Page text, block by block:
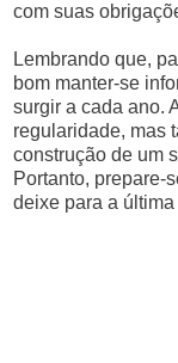
com suas
Lembrando que,
bom manter-se
surgir a cada ano.
regularidade, mas
construção de um
Portanto, prepare-
deixe para a última